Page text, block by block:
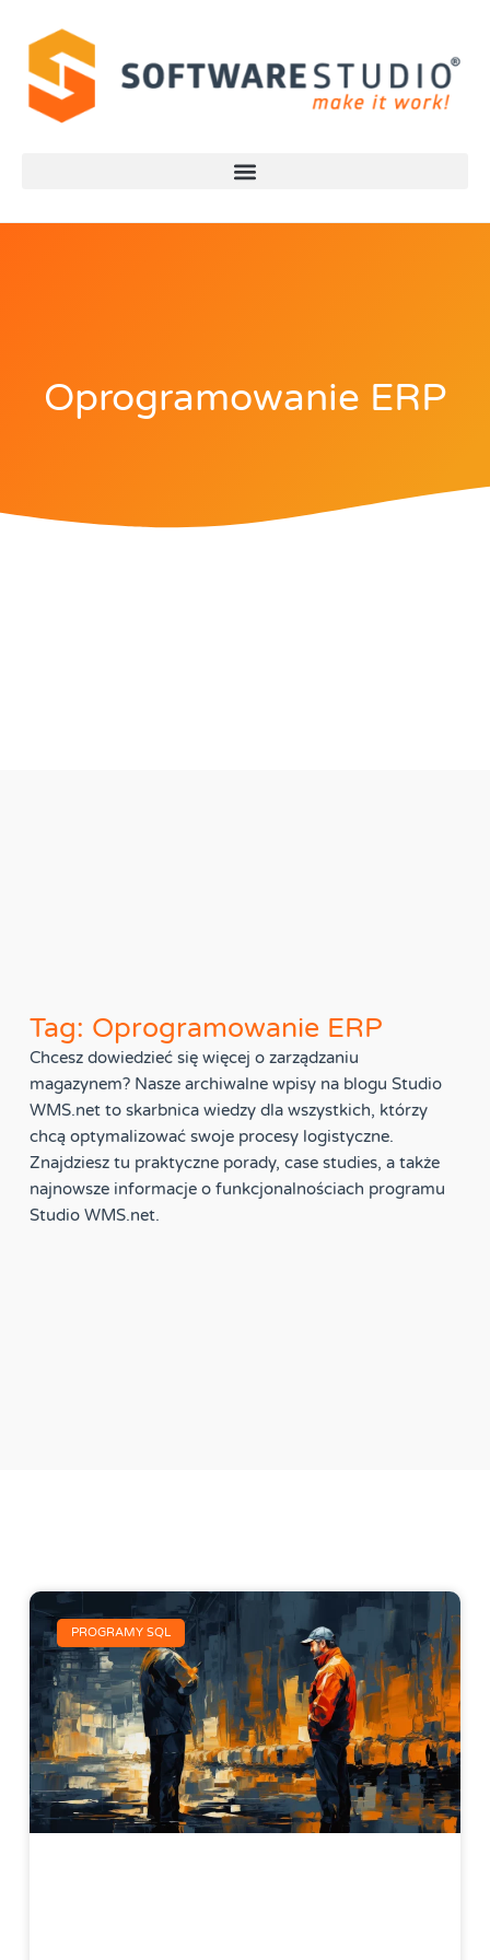
Oprogramowanie ERP
Tag: Oprogramowanie ERP
Chcesz dowiedzieć się więcej o zarządzaniu
magazynem? Nasze archiwalne wpisy na blogu Studio
WMS.net to skarbnica wiedzy dla wszystkich, którzy
chcą optymalizować swoje procesy logistyczne.
Znajdziesz tu praktyczne porady, case studies, a także
najnowsze informacje o funkcjonalnościach programu
Studio WMS.net.
PROGRAMY SQL